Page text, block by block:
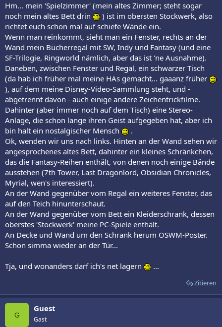
Hm... mein 'Spielzimmer' (mein altes Zimmer; steht sogar
noch mein altes Bett drin
) ist im obersten Stockwerk, also
richtet euch schon mal auf schiefe Wände ein.
Wenn man reinkommt, sieht man ein Fenster, rechts an der
Wand mein Bücherregal mit SW, Indy und Fantasy (und eine
SF-Trilogie, Ringworld nämlich, aber das ist 'ne Ausnahme).
Daneben, zwischen Fenster und Regal, ein schwarzer Tisch
(da hab ich früher mal meine HAs gemacht... gaaanz früher
), auf dem meine Disney-Video-Sammlung steht, und -
abgetrennt davon - auch einige andere Zeichentrickfilme.
Dahinter (aber immer noch auf dem Tisch) eine Stereo-
Anlage, die schon lange ihren Geist aufgegeben hat, aber ich
bin halt ein nostalgischer Mensch
.
Ok, wenden wir uns nach links. Hinten an der Wand sehen wir
angesprochenes altes Bett, dahinter ein kleines Schränkchen,
das die Fantasy-Reihen enthält, von denen noch einige Bände
ausstehen (7th Tower, Last Dragonlord, Obsidian Chronicles,
Myrial, wen's interessiert).
An der Wand gegenüber vom Regal ein weiteres Fenster, das
auf den Teich hinunterschaut.
An der Wand gegenüber vom Bett ein Kleiderschrank, dessen
oberstes 'Stockwerk' meine PC-Spiele enthält.
An Decke und Wand um den Schrank herum OSWM-Poster.
Schon simma wieder an der Tür...
Tja, und wonanders darf ich's net lagern ...
Zitieren
G
Guest
Gast